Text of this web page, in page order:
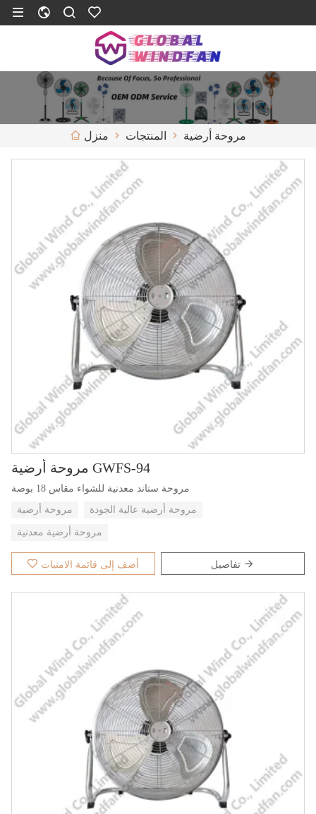
منزل المنتجات مروحة أرضية
مروحة أرضية GWFS-94
مروحة ستاند معدنية للشواء مقاس 18 بوصة
مروحة أرضية
مروحة أرضية عالية الجودة
مروحة أرضية معدنية
أضف إلى قائمة الامنيات تفاصيل